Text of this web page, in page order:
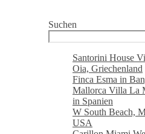
Suchen
Santorini House
Oia, Griechenland
Finca Esma in
Mallorca Villa La
in Spanien
W South Beach,
USA